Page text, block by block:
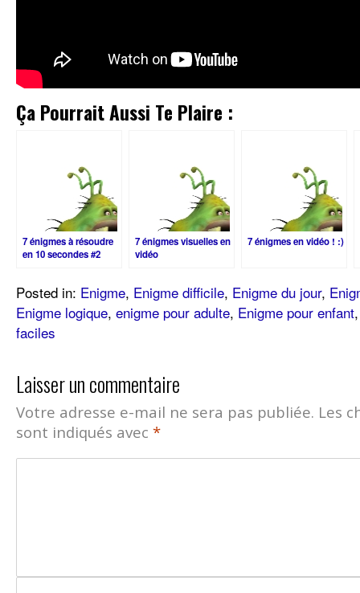
Ça Pourrait Aussi Te Plaire :
7 énigmes à résoudre
en 10 secondes #2
7 énigmes visuelles en
vidéo
7 énigmes en vidéo ! :)
Posted in: Enigme, Enigme difficile, Enigme du jour,
Enigme logique, enigme pour adulte, Enigme pour enfant
faciles
Laisser un commentaire
Votre adresse e-mail ne sera pas publiée. Les
sont indiqués avec *